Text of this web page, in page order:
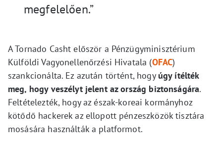
megfelelően.”
A Tornado Casht először a Pénzügyminisztérium
Külföldi Vagyonellenőrzési Hivatala (OFAC)
szankcionálta. Ez azután történt, hogy úgy ítélték
meg, hogy veszélyt jelent az ország biztonságára.
Feltételezték, hogy az észak-koreai kormányhoz
kötődő hackerek az ellopott pénzeszközök tisztára
mosására használták a platformot.